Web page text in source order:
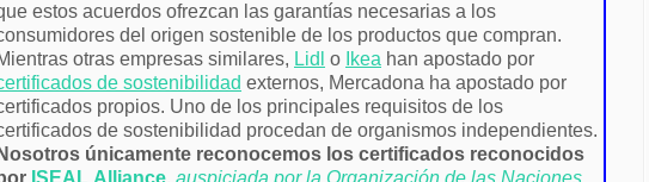
estos acuerdos ofrezcan las garantías necesarias a los
del origen sostenible de los productos que compran.
otras empresas similares, Lidl o Ikea han apostado por
de sostenibilidad externos, Mercadona ha apostado por
propios. Uno de los principales requisitos de los
de sostenibilidad procedan de organismos independientes.
Nosotros únicamente reconocemos los certificados reconocidos